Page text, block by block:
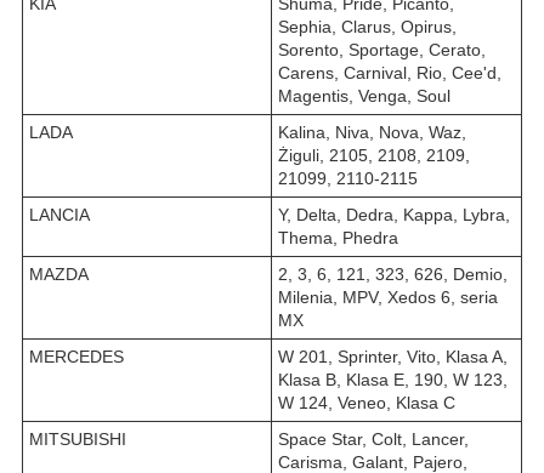
Sephia, Clarus, Opirus,
Sorento, Sportage, Cerato,
Carens, Carnival, Rio, Cee'd,
Magentis, Venga, Soul
LADA
Kalina, Niva, Nova, Waz,
Żiguli, 2105, 2108, 2109,
21099, 2110-2115
LANCIA
Y, Delta, Dedra, Kappa, Lybra,
Thema, Phedra
MAZDA
2, 3, 6, 121, 323, 626, Demio,
Milenia, MPV, Xedos 6, seria
MX
MERCEDES
W 201, Sprinter, Vito, Klasa A,
Klasa B, Klasa E, 190, W 123,
W 124, Veneo, Klasa C
MITSUBISHI
Space Star, Colt, Lancer,
Carisma, Galant, Pajero,